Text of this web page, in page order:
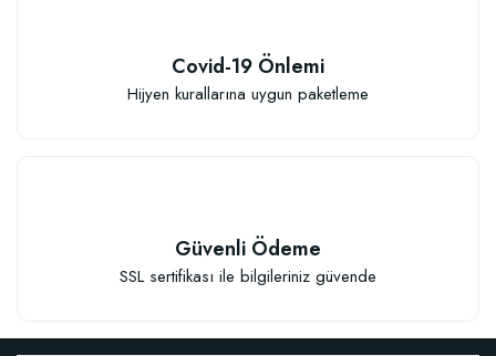
Papatya Özlü Yoğun Kokulu Sabun
Stokta Yok
Yoğun Kokulu Kakaolu Sabun
Covid-19 Önlemi
Hijyen kurallarına uygun paketleme
Güvenli Ödeme
SSL sertifikası ile bilgileriniz güvende